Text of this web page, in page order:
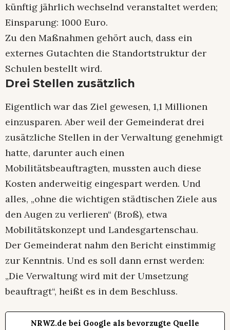
künftig jährlich wechselnd veranstaltet werden;
Einsparung: 1000 Euro.
Zu den Maßnahmen gehört auch, dass ein
externes Gutachten die Standortstruktur der
Schulen bestellt wird.
Drei Stellen zusätzlich
Eigentlich war das Ziel gewesen, 1,1 Millionen
einzusparen. Aber weil der Gemeinderat drei
zusätzliche Stellen in der Verwaltung genehmigt
hatte, darunter auch einen
Mobilitätsbeauftragten, mussten auch diese
Kosten anderweitig eingespart werden. Und
alles, „ohne die wichtigen städtischen Ziele aus
den Augen zu verlieren“ (Broß), etwa
Mobilitätskonzept und Landesgartenschau.
Der Gemeinderat nahm den Bericht einstimmig
zur Kenntnis. Und es soll dann ernst werden:
„Die Verwaltung wird mit der Umsetzung
beauftragt“, heißt es in dem Beschluss.
NRWZ.de bei Google als bevorzugte Quelle